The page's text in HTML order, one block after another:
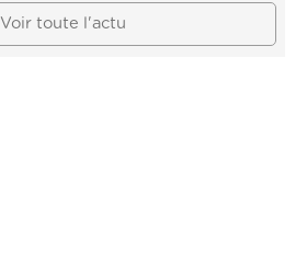
Voir toute l'actu